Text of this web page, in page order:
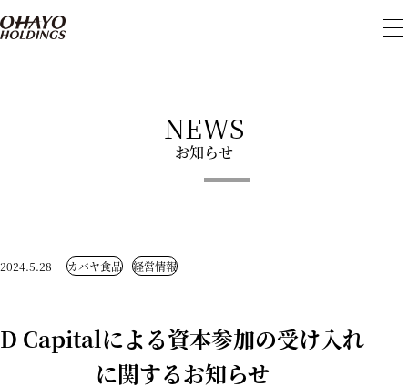
メ
NEWS
お知らせ
2024.5.28 カバヤ食品 経営情報
D Capitalによる資本参加の受け入れ
に関するお知らせ